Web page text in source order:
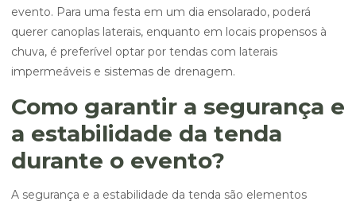
evento. Para uma festa em um dia ensolarado, poderá
querer canoplas laterais, enquanto em locais propensos à
chuva, é preferível optar por tendas com laterais
impermeáveis e sistemas de drenagem.
Como garantir a segurança e
a estabilidade da tenda
durante o evento?
A segurança e a estabilidade da tenda são elementos